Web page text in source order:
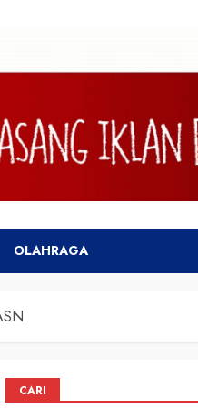
OLAHRAGA
CARI